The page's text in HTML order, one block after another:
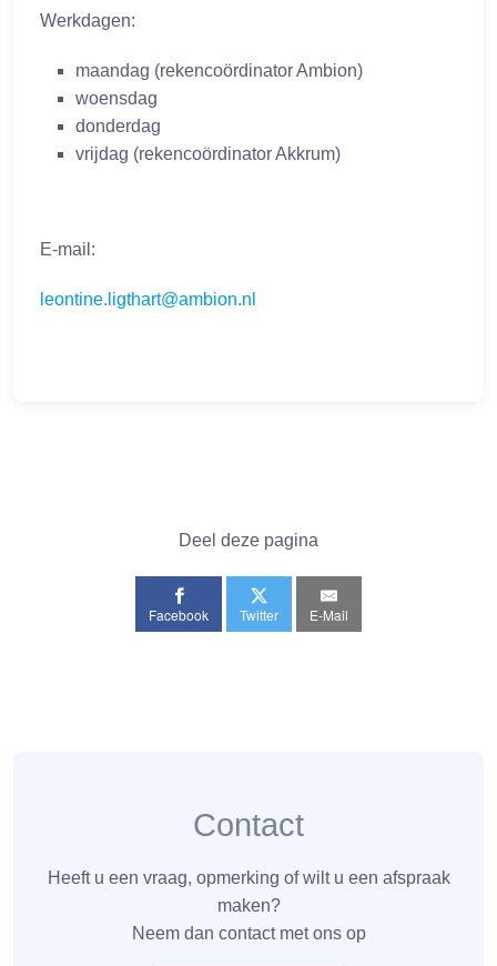
Werkdagen:
maandag (rekencoördinator Ambion)
woensdag
donderdag
vrijdag (rekencoördinator Akkrum)
E-mail:
leontine.ligthart@ambion.nl
Deel deze pagina
Facebook Twitter E-Mail
Contact
Heeft u een vraag, opmerking of wilt u een afspraak
maken?
Neem dan contact met ons op